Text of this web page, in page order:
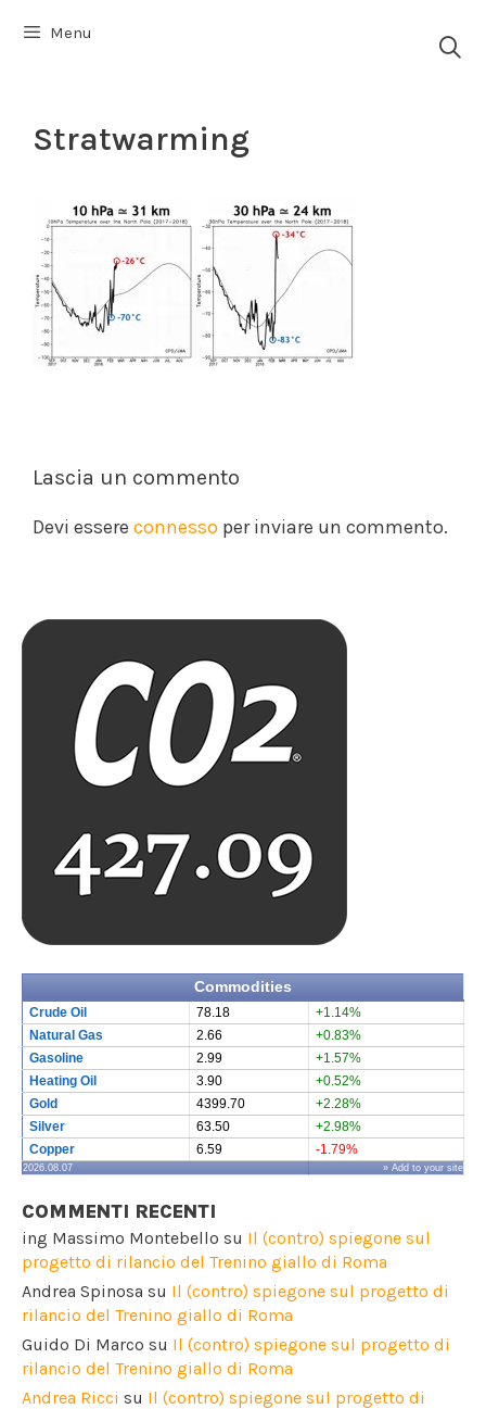
Menu
Stratwarming
Lascia un commento
Devi essere connesso per inviare un commento.
Commodities
Crude Oil 78.18
+1.14%
Natural Gas
2.66
+0.83%
Gasoline
2.99
+1.57%
Heating Oil
3.90
+0.52%
Gold
4399.70
+2.28%
Silver
63.50
+2.98%
Copper
6.59 -1.79%
2026.08.07 » Add to your site
COMMENTI RECENTI
ing Massimo Montebello su Il (contro) spiegone sul
progetto di rilancio del Trenino giallo di Roma
Andrea Spinosa su Il (contro) spiegone sul progetto di
rilancio del Trenino giallo di Roma
Guido Di Marco su Il (contro) spiegone sul progetto di
rilancio del Trenino giallo di Roma
Andrea Ricci su Il (contro) spiegone sul progetto di